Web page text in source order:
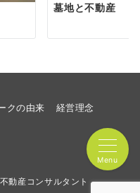
墓地と不動産
クの由来
経営理念
動産コンサルタント
Menu